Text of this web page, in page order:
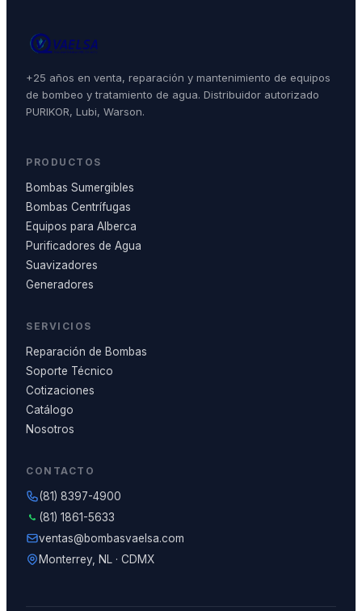
+25 años en venta, reparación y mantenimiento de equipos
de bombeo y tratamiento de agua. Distribuidor autorizado
PURIKOR, Lubi, Warson.
PRODUCTOS
Bombas Sumergibles
Bombas Centrífugas
Equipos para Alberca
Purificadores de Agua
Suavizadores
Generadores
SERVICIOS
Reparación de Bombas
Soporte Técnico
Cotizaciones
Catálogo
Nosotros
CONTACTO
(81) 8397-4900
(81) 1861-5633
ventas@bombasvaelsa.com
Monterrey, NL · CDMX